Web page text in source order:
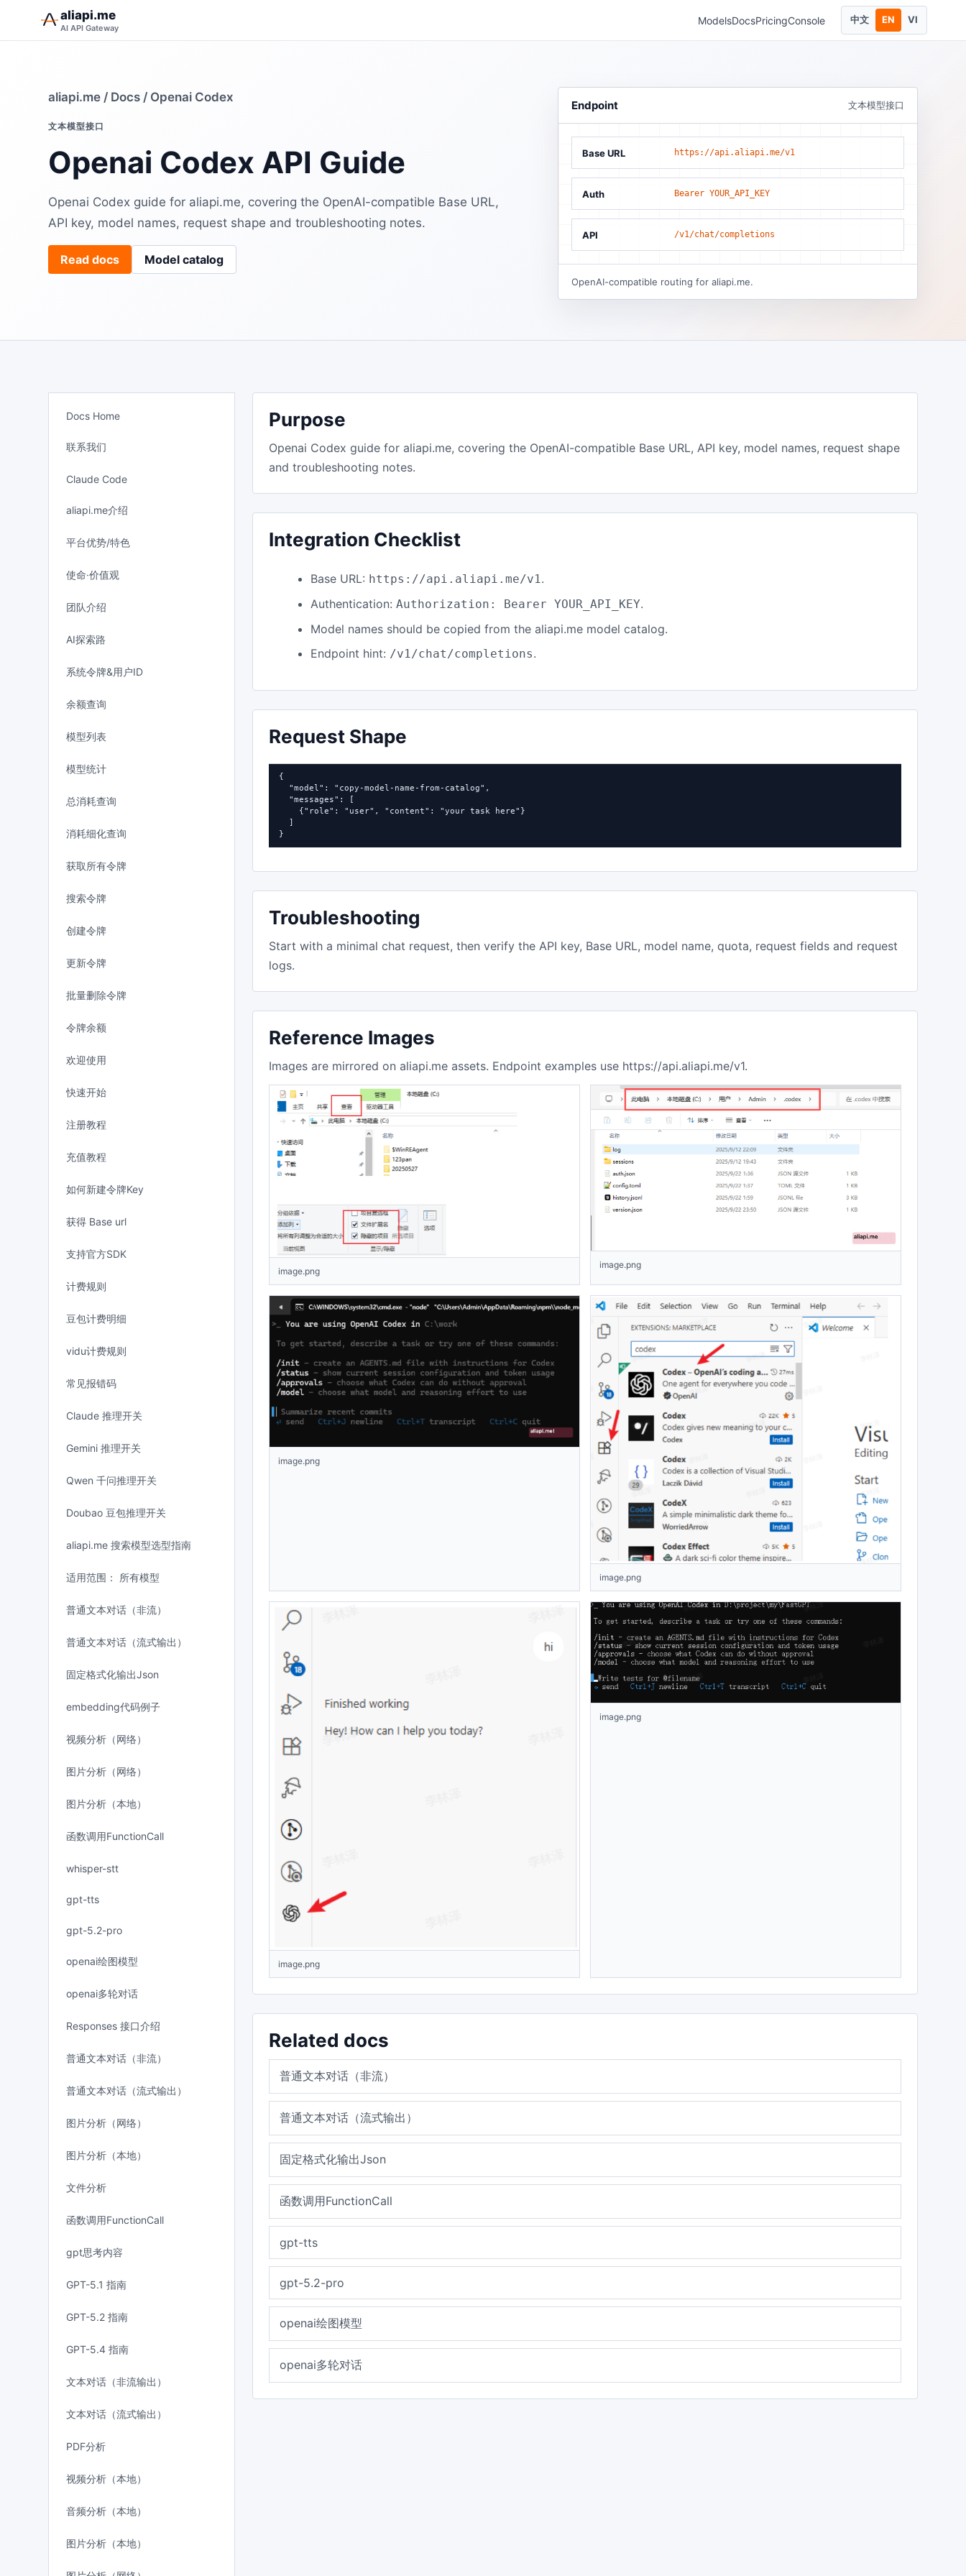
aliapi.me
AI API Gateway
ModelsDocsPricingConsole 中文 EN VI
aliapi.me / Docs / Openai Codex
文本模型接口
Openai Codex API Guide
Openai Codex guide for aliapi.me, covering the OpenAI-compatible Base URL,
API key, model names, request shape and troubleshooting notes.
Read docs Model catalog
Endpoint 文本模型接口
Base URL https://api.aliapi.me/v1
Auth Bearer YOUR_API_KEY
API /v1/chat/completions
OpenAI-compatible routing for aliapi.me.
Docs Home
联系我们
Claude Code
aliapi.me介绍
平台优势/特色
使命·价值观
团队介绍
AI探索路
系统令牌&用户ID
余额查询
模型列表
模型统计
总消耗查询
消耗细化查询
获取所有令牌
搜索令牌
创建令牌
更新令牌
批量删除令牌
令牌余额
欢迎使用
快速开始
注册教程
充值教程
如何新建令牌Key
获得 Base url
支持官方SDK
计费规则
豆包计费明细
vidu计费规则
常见报错码
Claude 推理开关
Gemini 推理开关
Qwen 千问推理开关
Doubao 豆包推理开关
aliapi.me 搜索模型选型指南
适用范围： 所有模型
普通文本对话（非流）
普通文本对话（流式输出）
固定格式化输出Json
embedding代码例子
视频分析（网络）
图片分析（网络）
图片分析（本地）
函数调用FunctionCall
whisper-stt
gpt-tts
gpt-5.2-pro
openai绘图模型
openai多轮对话
Responses 接口介绍
普通文本对话（非流）
普通文本对话（流式输出）
图片分析（网络）
图片分析（本地）
文件分析
函数调用FunctionCall
gpt思考内容
GPT-5.1 指南
GPT-5.2 指南
GPT-5.4 指南
文本对话（非流输出）
文本对话（流式输出）
PDF分析
视频分析（本地）
音频分析（本地）
图片分析（本地）
Purpose
Openai Codex guide for aliapi.me, covering the OpenAI-compatible Base URL, API key, model names, request shape
and troubleshooting notes.
Integration Checklist
Base URL: https://api.aliapi.me/v1.
Authentication:Authorization: Bearer YOUR_API_KEY.
Model names should be copied from the aliapi.me model catalog.
Endpoint hint: /v1/chat/completions.
Request Shape
{
  "model": "copy-model-name-from-catalog",
  "messages": [
    {"role": "user", "content": "your task here"}
  ]
}
Troubleshooting
Start with a minimal chat request, then verify the API key, Base URL, model name, quota, request fields and request
logs.
Reference Images
Images are mirrored on aliapi.me assets. Endpoint examples use https://api.aliapi.me/v1.
image.png
image.png
image.png
image.png
image.png
image.png
Related docs
普通文本对话（非流）
普通文本对话（流式输出）
固定格式化输出Json
函数调用FunctionCall
gpt-tts
gpt-5.2-pro
openai绘图模型
openai多轮对话